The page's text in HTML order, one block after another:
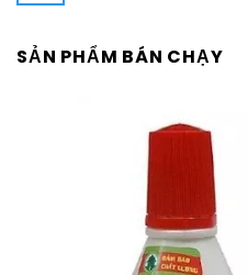
SẢN PHẨM BÁN CHẠY